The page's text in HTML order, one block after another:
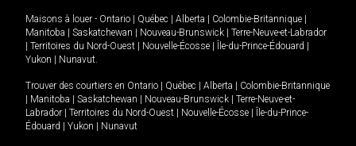
Maisons à louer - Ontario Québec Alberta Colombie-Britannique
Manitoba
Saskatchewan Nouveau-Brunswick
Terre-Neuve-et-Labrador
Territoires du Nord-Ouest Nouvelle-Écosse Île-du-Prince-Édouard
Yukon
Nunavut.
Trouver des courtiers en Ontario Québec Alberta
Colombie-Britannique
Manitoba Saskatchewan Nouveau-Brunswick
Terre-Neuve-et-
Labrador
Territoires du Nord-Ouest Nouvelle-Écosse
Île-du-Prince-
Édouard
Yukon Nunavut